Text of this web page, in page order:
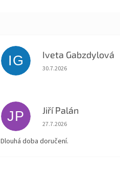
IG Iveta Gabzdylová
Hodnocení obchodu je 5
30.7.2026
JP Jiří Palán
Hodnocení obchodu je 5 z
27.7.2026
Dlouhá doba doručení.